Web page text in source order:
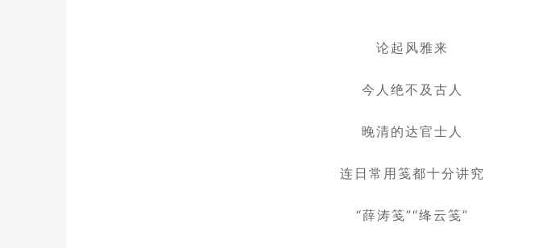
论起风雅来
今人绝不及古人
晚清的达官士人
连日常用笺都十分讲究
“薛涛笺”“绛云笺”